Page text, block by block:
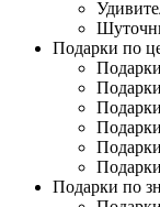
Подарки по
Подарки по